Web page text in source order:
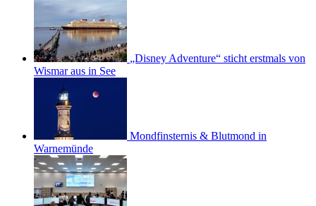
„Disney Adventure“ sticht erstmals von
Wismar aus in See
Mondfinsternis & Blutmond in
Warnemünde